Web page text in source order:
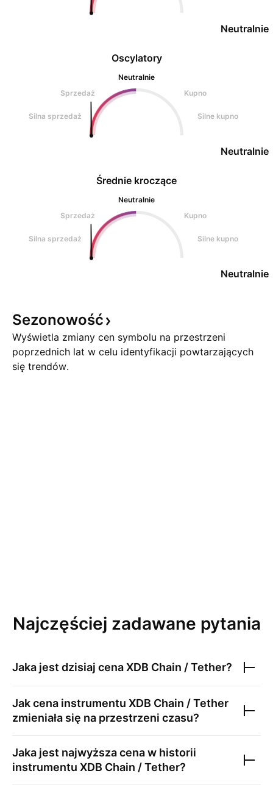
Oscylatory
Neutralnie
Sprzedaż
Kupno
Silna sprzedaż Silne kupno
Neutralnie
Neutralnie
Średnie kroczące
Neutralnie
Sprzedaż
Kupno
Silna sprzedaż Silne kupno
Neutralnie
Sezonowość
Wyświetla zmiany cen symbolu na przestrzeni
poprzednich lat w celu identyfikacji powtarzających
się trendów.
Najczęściej zadawane pytania
Jaka jest dzisiaj cenaXDB Chain / Tether?
Jak cena instrumentu XDB Chain / Tether
zmieniała się na przestrzeni czasu?
Jaka jest najwyższa cena w historii
instrumentu XDB Chain / Tether?